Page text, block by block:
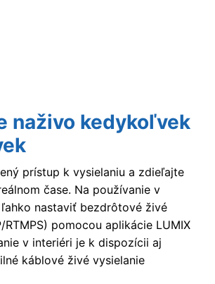
naživo kedykoľvek
prístup k vysielaniu a zdieľajte
čase. Na používanie v
nastaviť bezdrôtové živé
RTMPS) pomocou aplikácie LUMIX
v interiéri je k dispozícii aj
káblové živé vysielanie